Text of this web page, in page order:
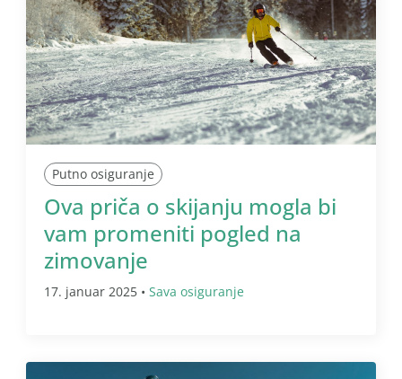
Putno osiguranje
Ova priča o skijanju mogla bi
vam promeniti pogled na
zimovanje
17. januar 2025 • Sava osiguranje